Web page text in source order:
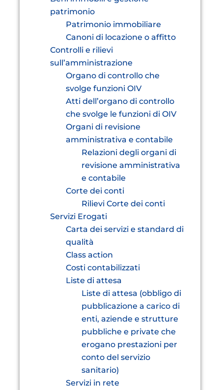
patrimonio
Patrimonio immobiliare
Canoni di locazione o affitto
Controlli e rilievi
sull’amministrazione
Organo di controllo che
svolge funzioni OIV
Atti dell’organo di controllo
che svolge le funzioni di OIV
Organi di revisione
amministrativa e contabile
Relazioni degli organi di
revisione amministrativa
e contabile
Corte dei conti
Rilievi Corte dei conti
Servizi Erogati
Carta dei servizi e standard di
qualità
Class action
Costi contabilizzati
Liste di attesa
Liste di attesa (obbligo di
pubblicazione a carico di
enti, aziende e strutture
pubbliche e private che
erogano prestazioni per
conto del servizio
sanitario)
Servizi in rete